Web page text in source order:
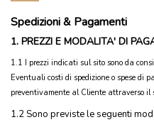
Spedizioni & Pagamenti
1. PREZZI E MODALITA' DI
1.1 I prezzi indicati sul sito sono da
Eventuali costi di spedizione o spese di
preventivamente al Cliente attraverso il
1.2 Sono previste le seguenti